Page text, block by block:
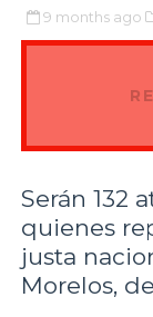
9 months ago
Serán 132
quienes
justa
Morelos,